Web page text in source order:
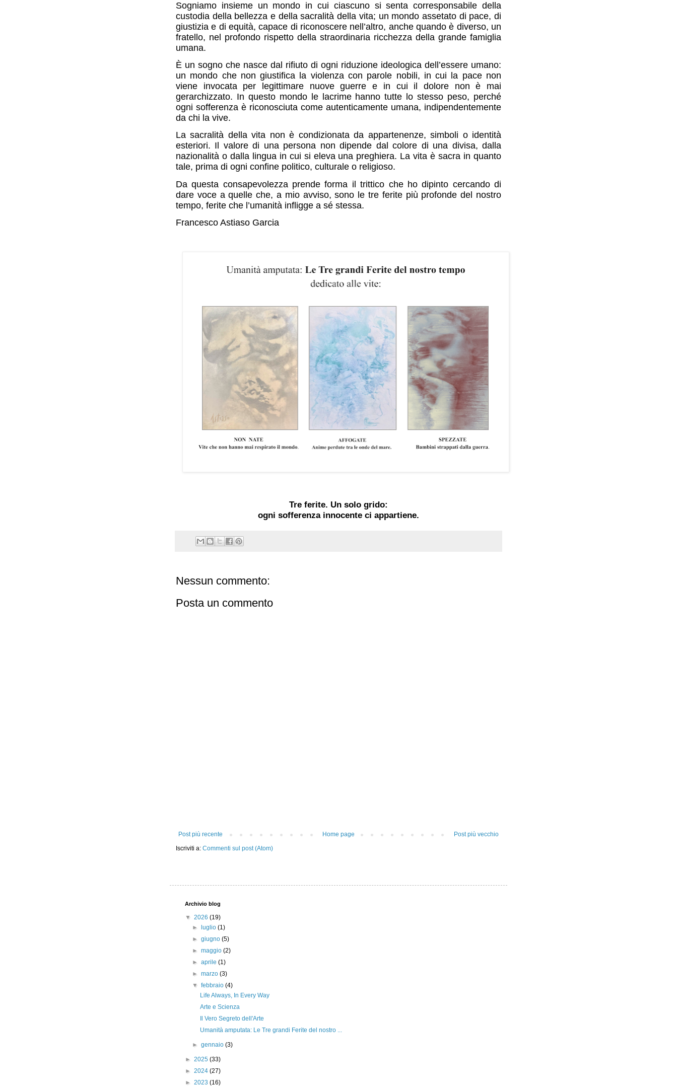
Sogniamo insieme un mondo in cui ciascuno si senta corresponsabile della
custodia della bellezza e della sacralità della vita; un mondo assetato di pace, di
giustizia e di equità, capace di riconoscere nell’altro, anche quando è diverso, un
fratello, nel profondo rispetto della straordinaria ricchezza della grande famiglia
umana.
È un sogno che nasce dal rifiuto di ogni riduzione ideologica dell’essere umano:
un mondo che non giustifica la violenza con parole nobili, in cui la pace non
viene invocata per legittimare nuove guerre e in cui il dolore non è mai
gerarchizzato. In questo mondo le lacrime hanno tutte lo stesso peso, perché
ogni sofferenza è riconosciuta come autenticamente umana, indipendentemente
da chi la vive.
La sacralità della vita non è condizionata da appartenenze, simboli o identità
esteriori. Il valore di una persona non dipende dal colore di una divisa, dalla
nazionalità o dalla lingua in cui si eleva una preghiera. La vita è sacra in quanto
tale, prima di ogni confine politico, culturale o religioso.
Da questa consapevolezza prende forma il trittico che ho dipinto cercando di
dare voce a quelle che, a mio avviso, sono le tre ferite più profonde del nostro
tempo, ferite che l’umanità infligge a sé stessa.
Francesco Astiaso Garcia
Tre ferite. Un solo grido:
ogni sofferenza innocente ci appartiene.
Nessun commento:
Posta un commento
Post più recente Post più vecchio
Home page
Iscriviti a: Commenti sul post (Atom)
Archivio blog
▼ 2026 (19)
►luglio(1)
►giugno(5)
►maggio(2)
►aprile(1)
►marzo(3)
▼febbraio(4)
Life Always, In Every Way
Arte e Scienza
Il Vero Segreto dell'Arte
Umanità amputata: Le Tre grandi Ferite del nostro ...
►gennaio(3)
► 2025 (33)
► 2024 (27)
► 2023 (16)